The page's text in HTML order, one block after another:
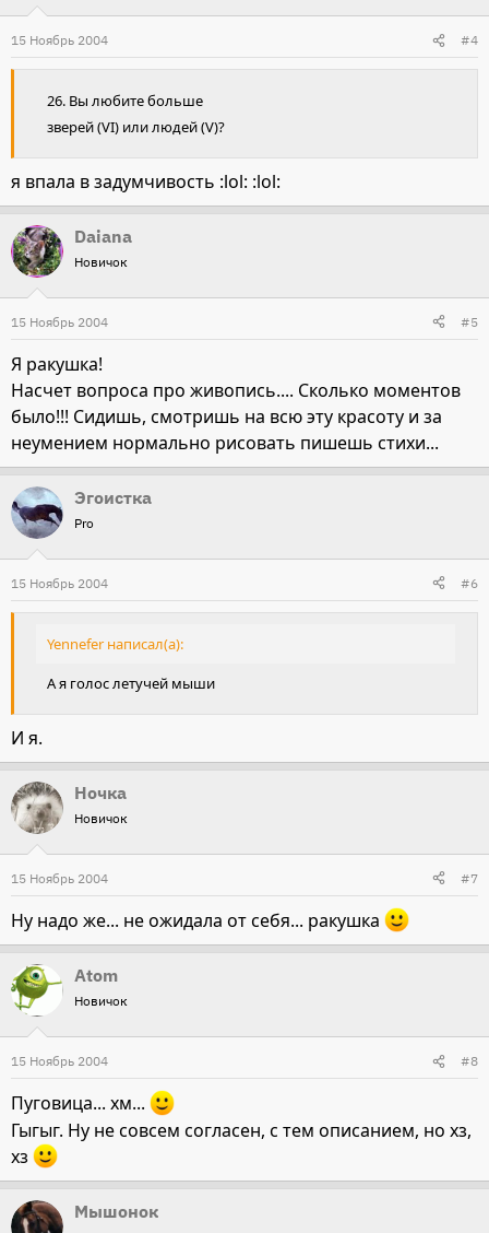
15 Ноябрь 2004 #4
26. Вы любите больше
зверей (VI) или людей (V)?
я впала в задумчивость :lol: :lol:
Daiana
Новичок
15 Ноябрь 2004 #5
Я ракушка!
Насчет вопроса про живопись.... Сколько моментов
было!!! Сидишь, смотришь на всю эту красоту и за
неумением нормально рисовать пишешь стихи...
Эгоистка
Pro
15 Ноябрь 2004 #6
Yennefer написал(а):
А я голос летучей мыши
И я.
Ночка
Новичок
15 Ноябрь 2004 #7
Ну надо же... не ожидала от себя... ракушка
Atom
Новичок
15 Ноябрь 2004 #8
Пуговица... хм...
Гыгыг. Ну не совсем согласен, с тем описанием, но хз,
хз
Мышонок